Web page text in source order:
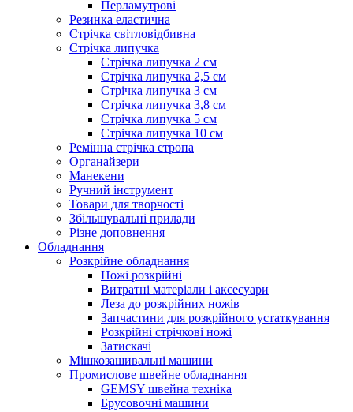
Перламутрові
Резинка еластична
Стрічка світловідбивна
Стрічка липучка
Стрічка липучка 2 см
Стрічка липучка 2,5 см
Стрічка липучка 3 см
Стрічка липучка 3,8 см
Стрічка липучка 5 см
Стрічка липучка 10 см
Ремінна стрічка стропа
Органайзери
Манекени
Ручний інструмент
Товари для творчості
Збільшувальні прилади
Різне доповнення
Обладнання
Розкрійне обладнання
Ножі розкрійні
Витратні матеріали і аксесуари
Леза до розкрійних ножів
Запчастини для розкрійного устаткування
Розкрійні стрічкові ножі
Затискачі
Мішкозашивальні машини
Промислове швейне обладнання
GEMSY швейна техніка
Брусовочні машини